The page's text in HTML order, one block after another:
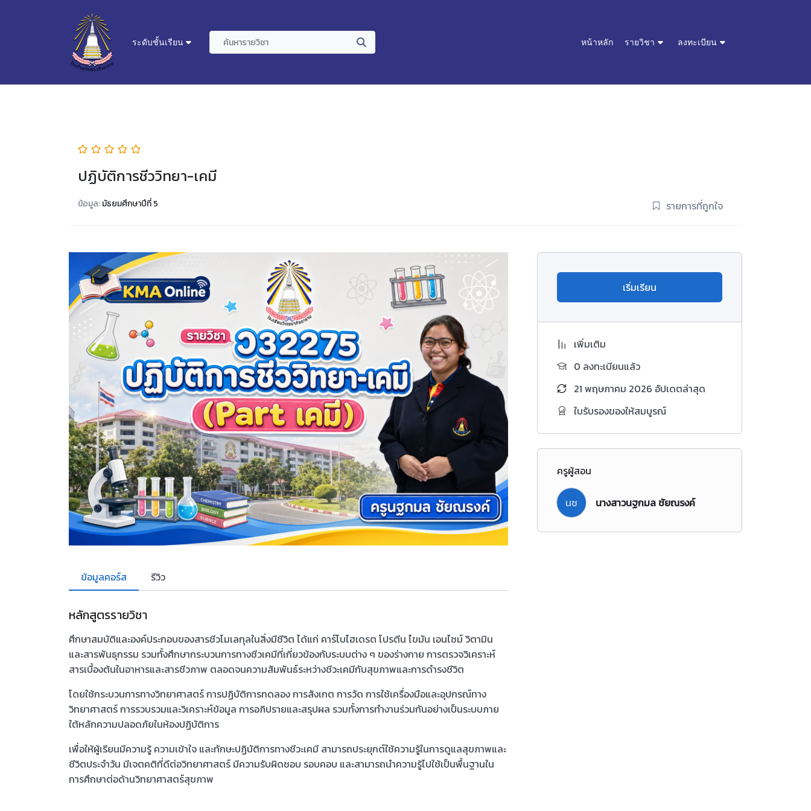
ระดับชั้นเรียน หน้าหลัก รายวิชา ลงทะเบียน
ปฏิบัติการชีววิทยา-เคมี
ข้อมูล:มัธยมศึกษาปีที่ 5 รายการที่ถูกใจ
ข้อมูลคอร์ส รีวิว
หลักสูตรรายวิชา
ศึกษาสมบัติและองค์ประกอบของสารชีวโมเลกุลในสิ่งมีชีวิต ได้แก่ คาร์โบไฮเดรต โปรตีน ไขมัน เอนไซม์ วิตามิน
และสารพันธุกรรม รวมทั้งศึกษากระบวนการทางชีวเคมีที่เกี่ยวข้องกับระบบต่าง ๆ ของร่างกาย การตรวจวิเคราะห์
สารเบื้องต้นในอาหารและสารชีวภาพ ตลอดจนความสัมพันธ์ระหว่างชีวะเคมีกับสุขภาพและการดำรงชีวิต
โดยใช้กระบวนการทางวิทยาศาสตร์ การปฏิบัติการทดลอง การสังเกต การวัด การใช้เครื่องมือและอุปกรณ์ทาง
วิทยาศาสตร์ การรวบรวมและวิเคราะห์ข้อมูล การอภิปรายและสรุปผล รวมทั้งการทำงานร่วมกันอย่างเป็นระบบภาย
ใต้หลักความปลอดภัยในห้องปฏิบัติการ
เพื่อให้ผู้เรียนมีความรู้ ความเข้าใจ และทักษะปฏิบัติการทางชีวะเคมี สามารถประยุกต์ใช้ความรู้ในการดูแลสุขภาพและ
ชีวิตประจำวัน มีเจตคติที่ดีต่อวิทยาศาสตร์ มีความรับผิดชอบ รอบคอบ และสามารถนำความรู้ไปใช้เป็นพื้นฐานใน
การศึกษาต่อด้านวิทยาศาสตร์สุขภาพ
เริ่มเรียน
เพิ่มเติม
0 ลงทะเบียนแล้ว
21 พฤษภาคม 2026 อัปเดตล่าสุด
ใบรับรองของให้สมบูรณ์
ครูผู้สอน
นช นางสาวนฐกมล ชัยณรงค์